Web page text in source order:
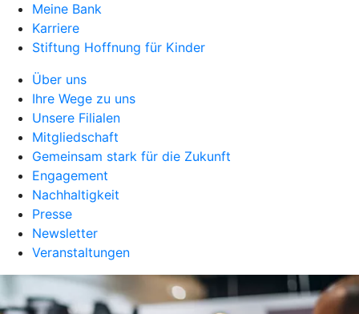
Meine Bank
Karriere
Stiftung Hoffnung für Kinder
Über uns
Ihre Wege zu uns
Unsere Filialen
Mitgliedschaft
Gemeinsam stark für die Zukunft
Engagement
Nachhaltigkeit
Presse
Newsletter
Veranstaltungen